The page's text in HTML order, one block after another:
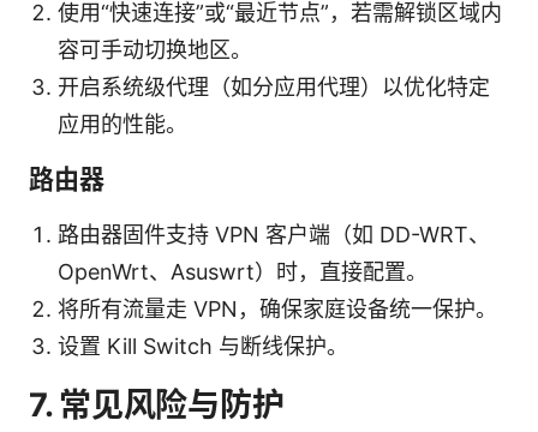
使用“快速连接”或“最近节点”，若需解锁区域内
容可手动切换地区。
开启系统级代理（如分应用代理）以优化特定
应用的性能。
路由器
路由器固件支持 VPN 客户端（如 DD-WRT、
OpenWrt、Asuswrt）时，直接配置。
将所有流量走 VPN，确保家庭设备统一保护。
设置 Kill Switch 与断线保护。
7. 常见风险与防护